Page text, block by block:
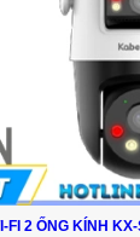
FI 2 ỐNG KÍNH